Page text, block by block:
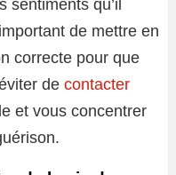
sentiments qu’il
de mettre en
correcte pour que
de contacter
et vous concentrer